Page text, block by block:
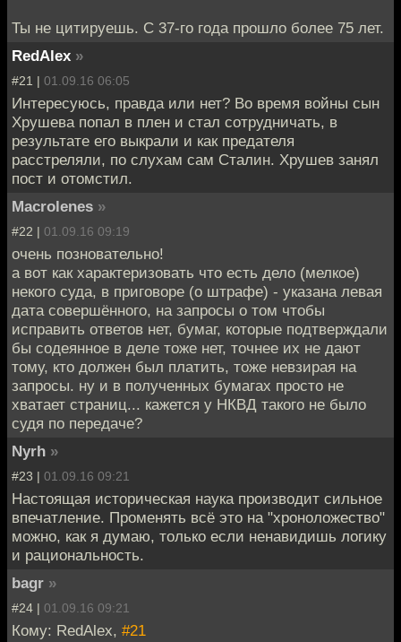
Ты не цитируешь. С 37-го года прошло более 75 лет.
RedAlex »
#21 | 01.09.16 06:05
Интересуюсь, правда или нет? Во время войны сын
Хрушева попал в плен и стал сотрудничать, в
результате его выкрали и как предателя
расстреляли, по слухам сам Сталин. Хрушев занял
пост и отомстил.
Macrolenes »
#22 | 01.09.16 09:19
очень позновательно!
а вот как характеризовать что есть дело (мелкое)
некого суда, в приговоре (о штрафе) - указана левая
дата совершённого, на запросы о том чтобы
исправить ответов нет, бумаг, которые подтверждали
бы содеянное в деле тоже нет, точнее их не дают
тому, кто должен был платить, тоже невзирая на
запросы. ну и в полученных бумагах просто не
хватает страниц... кажется у НКВД такого не было
судя по передаче?
Nyrh »
#23 | 01.09.16 09:21
Настоящая историческая наука производит сильное
впечатление. Променять всё это на "хроноложество"
можно, как я думаю, только если ненавидишь логику
и рациональность.
bagr »
#24 | 01.09.16 09:21
Кому: RedAlex, #21